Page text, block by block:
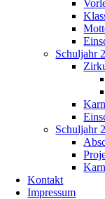
Schuljahr
Schuljahr
Kontakt
Impressum